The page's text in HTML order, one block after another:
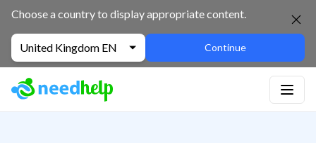
Choose a country to display appropriate content.
United Kingdom EN Continue